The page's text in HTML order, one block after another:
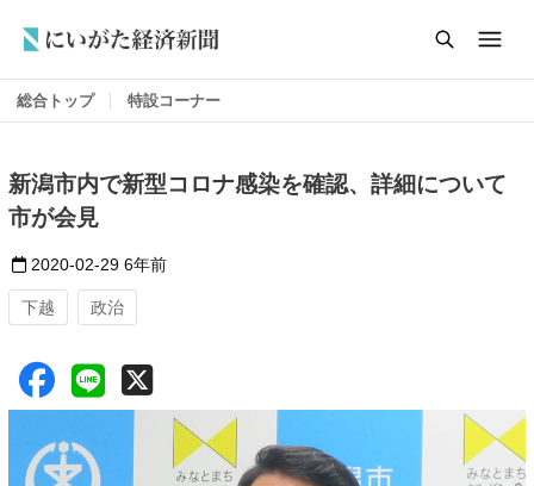
総合トップ 特設コーナー
新潟市内で新型コロナ感染を確認、詳細について
市が会見
2020-02-29 6年前
下越 政治